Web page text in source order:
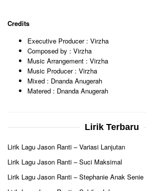
Credits
Executive Producer : Virzha
Composed by : Virzha
Music Arrangement : Virzha
Music Producer : Virzha
Mixed : Dnanda Anugerah
Matered : Dnanda Anugerah
Lirik Terbaru
Lirik Lagu Jason Ranti – Variasi Lanjutan
Lirik Lagu Jason Ranti – Suci Maksimal
Lirik Lagu Jason Ranti – Stephanie Anak Senie